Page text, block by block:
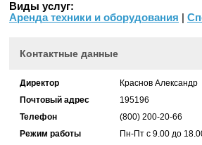
Виды услуг:
Аренда техники и оборудования
Контактные данные
Директор
Краснов Александр
Почтовый адрес
195196
Телефон
(800) 200-20-66
Режим работы
Пн-Пт с 9.00 до